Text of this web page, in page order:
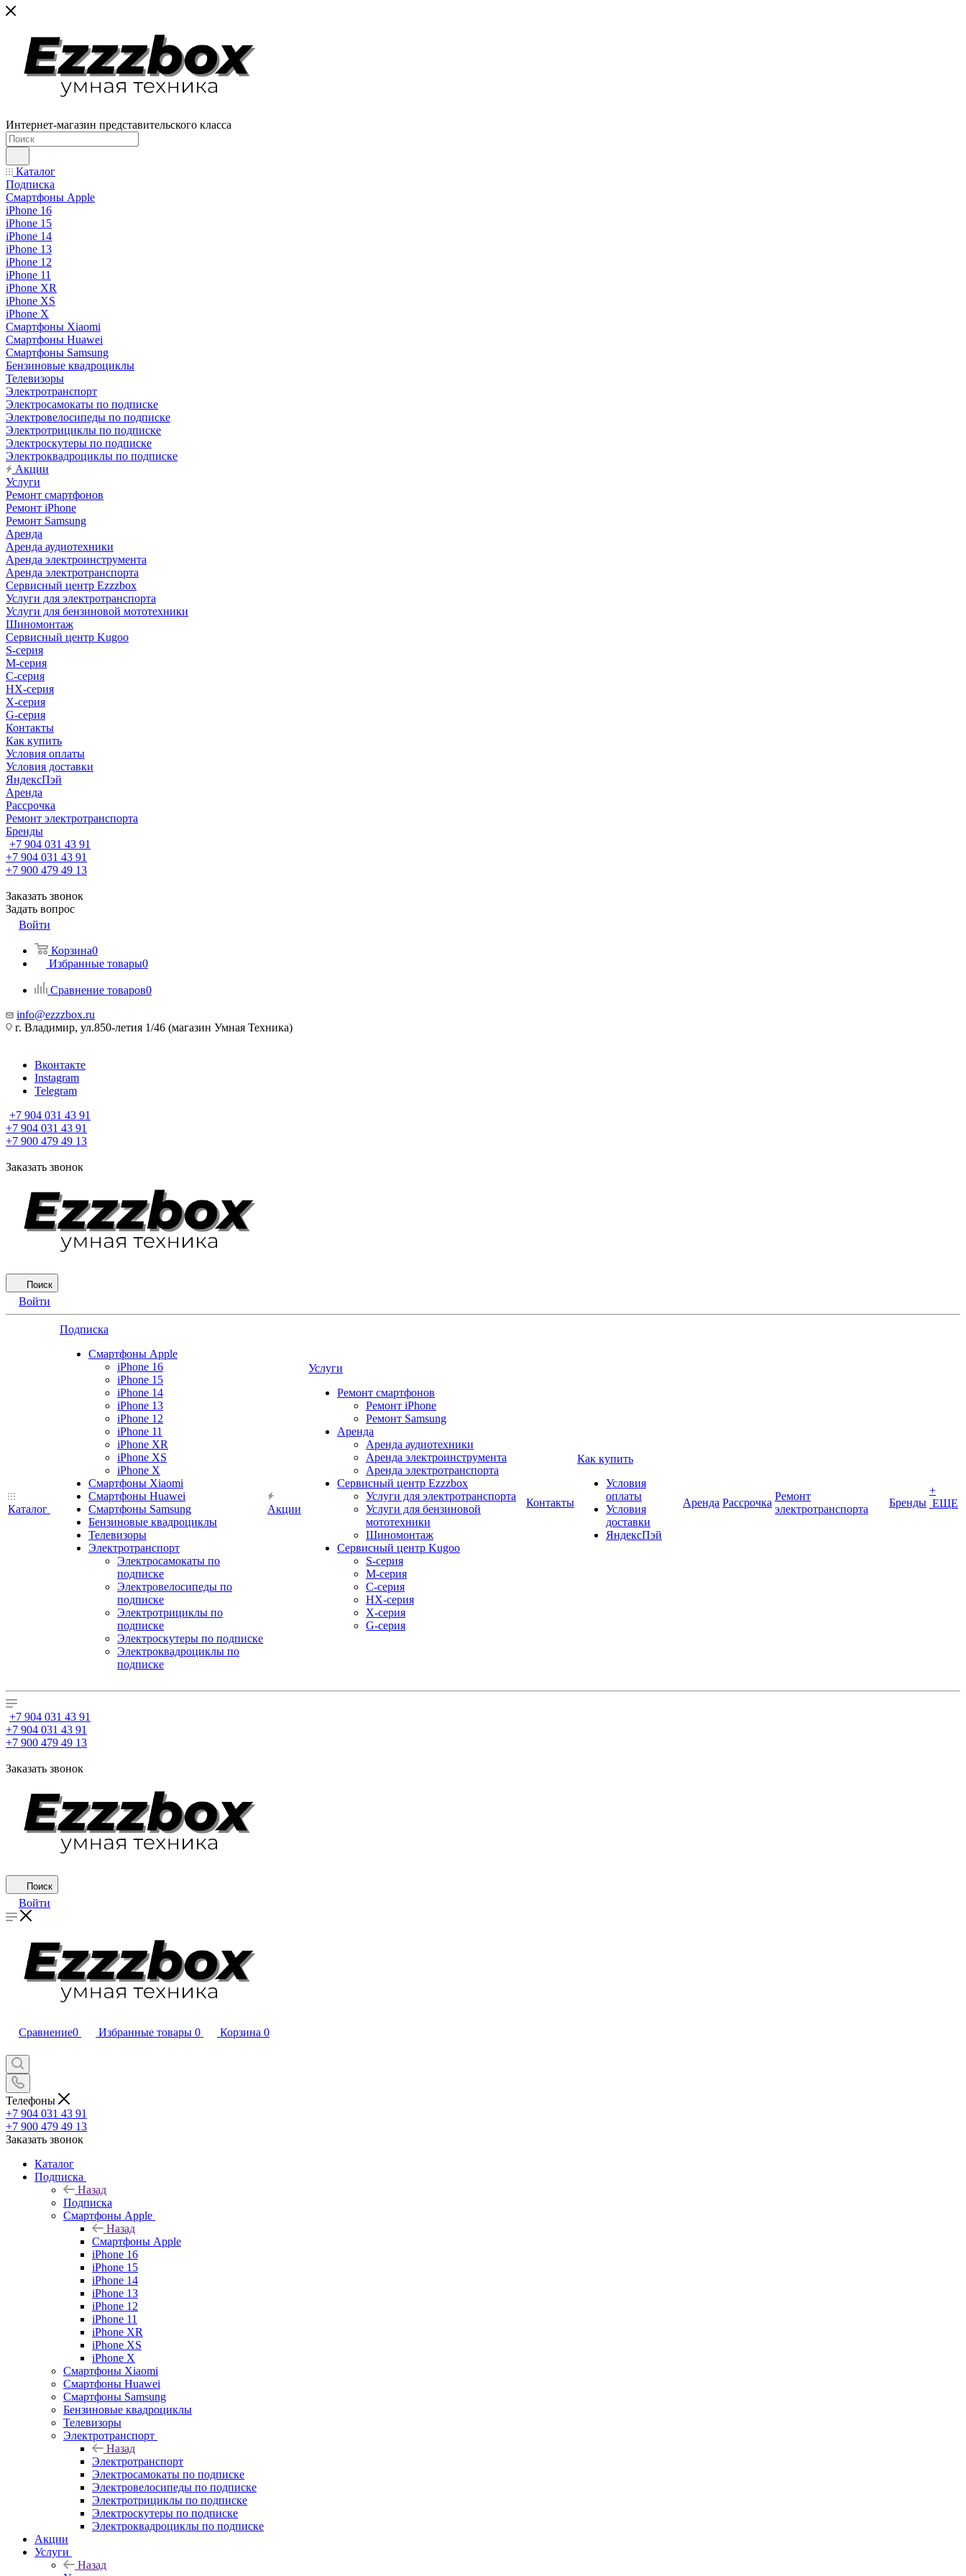
Интернет-магазин представительского класса
Каталог
Подписка
Смартфоны Apple
iPhone 16
iPhone 15
iPhone 14
iPhone 13
iPhone 12
iPhone 11
iPhone XR
iPhone XS
iPhone X
Смартфоны Xiaomi
Смартфоны Huawei
Смартфоны Samsung
Бензиновые квадроциклы
Телевизоры
Электротранспорт
Электросамокаты по подписке
Электровелосипеды по подписке
Электротрициклы по подписке
Электроскутеры по подписке
Электроквадроциклы по подписке
Акции
Услуги
Ремонт смартфонов
Ремонт iPhone
Ремонт Samsung
Аренда
Аренда аудиотехники
Аренда электроинструмента
Аренда электротранспорта
Сервисный центр Ezzzbox
Услуги для электротранспорта
Услуги для бензиновой мототехники
Шиномонтаж
Сервисный центр Kugoo
S-cерия
M-серия
С-серия
HX-серия
X-серия
G-серия
Контакты
Как купить
Условия оплаты
Условия доставки
ЯндексПэй
Аренда
Рассрочка
Ремонт электротранспорта
Бренды
+7 904 031 43 91
+7 904 031 43 91
+7 900 479 49 13
Заказать звонок
Задать вопрос
Войти
Корзина0
Избранные товары0
Сравнение товаров0
info@ezzzbox.ru
г. Владимир, ул.850-летия 1/46 (магазин Умная Техника)
Вконтакте
Instagram
Telegram
+7 904 031 43 91
+7 904 031 43 91
+7 900 479 49 13
Заказать звонок
Поиск
Войти
Каталог
Подписка
Смартфоны Apple
iPhone 16
iPhone 15
iPhone 14
iPhone 13
iPhone 12
iPhone 11
iPhone XR
iPhone XS
iPhone X
Смартфоны Xiaomi
Смартфоны Huawei
Смартфоны Samsung
Бензиновые квадроциклы
Телевизоры
Электротранспорт
Электросамокаты по
подписке
Электровелосипеды по
подписке
Электротрициклы по
подписке
Электроскутеры по подписке
Электроквадроциклы по
подписке
Акции
Услуги
Ремонт смартфонов
Ремонт iPhone
Ремонт Samsung
Аренда
Аренда аудиотехники
Аренда электроинструмента
Аренда электротранспорта
Сервисный центр Ezzzbox
Услуги для электротранспорта
Услуги для бензиновой
мототехники
Шиномонтаж
Сервисный центр Kugoo
S-cерия
M-серия
С-серия
HX-серия
X-серия
G-серия
Контакты
Как купить
Условия
оплаты
Условия
доставки
ЯндексПэй
Аренда Рассрочка
Ремонт
электротранспорта
Бренды
+
ЕЩЕ
+7 904 031 43 91
+7 904 031 43 91
+7 900 479 49 13
Заказать звонок
Поиск
Войти
Сравнение0 Избранные товары 0 Корзина 0
Телефоны
+7 904 031 43 91
+7 900 479 49 13
Заказать звонок
Каталог
Подписка
Назад
Подписка
Смартфоны Apple
Назад
Смартфоны Apple
iPhone 16
iPhone 15
iPhone 14
iPhone 13
iPhone 12
iPhone 11
iPhone XR
iPhone XS
iPhone X
Смартфоны Xiaomi
Смартфоны Huawei
Смартфоны Samsung
Бензиновые квадроциклы
Телевизоры
Электротранспорт
Назад
Электротранспорт
Электросамокаты по подписке
Электровелосипеды по подписке
Электротрициклы по подписке
Электроскутеры по подписке
Электроквадроциклы по подписке
Акции
Услуги
Назад